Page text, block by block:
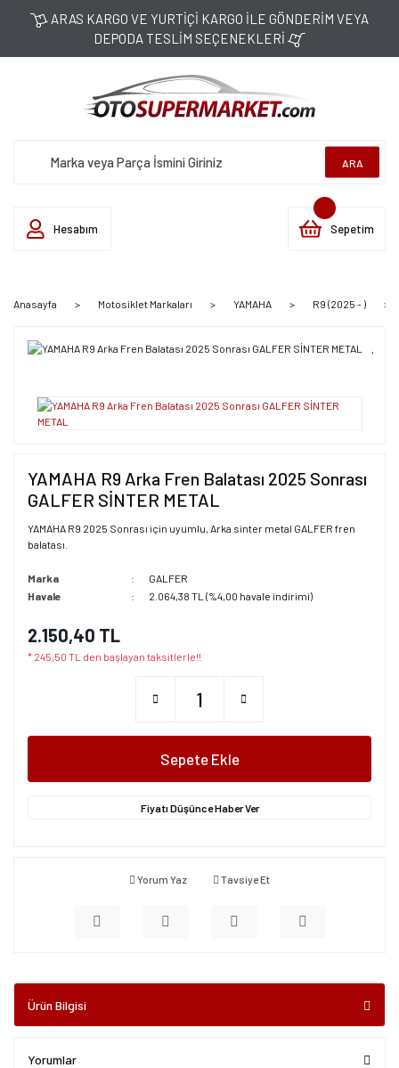
ARAS KARGO VE YURTİÇİ KARGO İLE GÖNDERİM VEYA
DEPODA TESLİM SEÇENEKLERİ
ARA
Hesabım Sepetim
Anasayfa Motosiklet Markaları YAMAHA R9 (2025 - )
YAMAHA R9 Arka Fren Balatası 2025 Sonrası
GALFER SİNTER METAL
YAMAHA R9 2025 Sonrası için uyumlu, Arka sinter metal GALFER fren
balatası.
Marka
GALFER
Havale
2.064,38 TL (%4,00 havale indirimi)
2.150,40 TL
* 245,50 TL den başlayan taksitlerle!!
Sepete Ekle
Fiyatı Düşünce Haber Ver
Yorum Yaz Tavsiye Et
Ürün Bilgisi
Yorumlar